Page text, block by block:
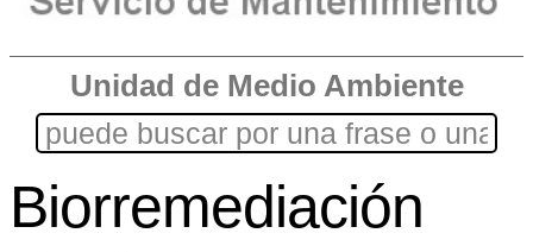
Unidad de Medio Ambiente
Biorremediación